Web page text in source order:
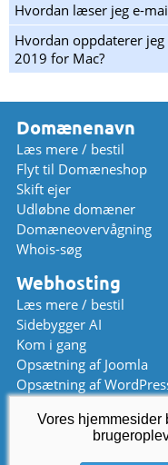
Hvordan læser jeg e-
Hvordan oppdaterer
2019 for Mac?
Domænenavn
Læs mere / bestil
Flyt til Domæneshop
Skift ejer
Udløbne domæner
Domæneovervågning
Whois-søg
Webhosting
Læs mere / bestil
Sidebygger AI
Kom i gang
Opsætning af Joomla
Opsætning af
+47 2294
Vores hjemmesider